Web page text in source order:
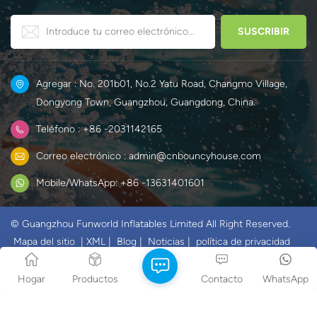
crear un mundo único y
Agregar : No. 201b01, No.2 Yatu Road, Changmo Village,
Dongyong Town, Guangzhou, Guangdong, China.
Teléfono : +86 -2031142165
Correo electrónico : admin@cnbouncyhouse.com
Mobile/WhatsApp: +86 -13631401601
© Guangzhou Funworld Inflatables Limited All Right Reserved.
Mapa del sitio
XML Blog Noticias
política de privacidad
IPv6 RED SOPORTADA
Hogar
Productos WhatsApp
Contacto